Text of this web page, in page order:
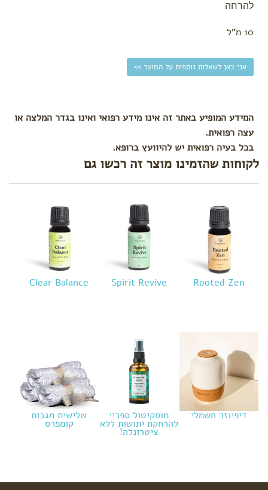
להרחה
10 מ"ל
אני כאן לשאלות נוספות על המוצר >>
המידע המופיע באתר זה אינו מידע רפואי ואינו בגדר המלצה או
עצה רפואית.
בכל בעיה רפואית יש להיוועץ ברופא.
לקוחות שהזמינו מוצר זה רכשו גם
Rooted Zen
Spirit Revive
Clear Balance
דיפיוזר חשמלי מוסקיטול ספריי
להרחקת יתושות ללא
ציטרונלה!
שלישית מגבות
קומפרס